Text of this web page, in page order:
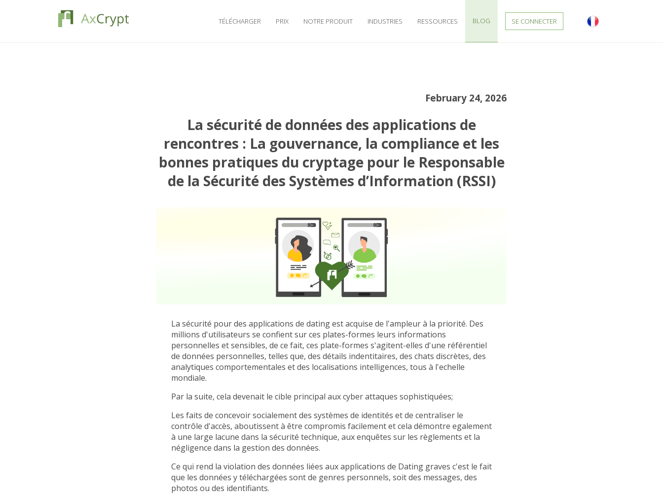
TÉLÉCHARGER PRIX NOTRE PRODUIT INDUSTRIES RESSOURCES BLOG SE CONNECTER
February 24, 2026
La sécurité de données des applications de
rencontres : La gouvernance, la compliance et les
bonnes pratiques du cryptage pour le Responsable
de la Sécurité des Systèmes d’Information (RSSI)
La sécurité pour des applications de dating est acquise de l'ampleur à la priorité. Des
millions d'utilisateurs se confient sur ces plates-formes leurs informations
personnelles et sensibles, de ce fait, ces plate-formes s'agitent-elles d'une référentiel
de données personnelles, telles que, des détails indentitaires, des chats discrètes, des
analytiques comportementales et des localisations intelligences, tous à l'echelle
mondiale.
Par la suite, cela devenait le cible principal aux cyber attaques sophistiquées;
Les faits de concevoir socialement des systèmes de identités et de centraliser le
contrôle d'accès, aboutissent à être compromis facilement et cela démontre egalement
à une large lacune dans la sécurité technique, aux enquêtes sur les règlements et la
négligence dans la gestion des données.
Ce qui rend la violation des données liées aux applications de Dating graves c'est le fait
que les données y téléchargées sont de genres personnels, soit des messages, des
photos ou des identifiants.